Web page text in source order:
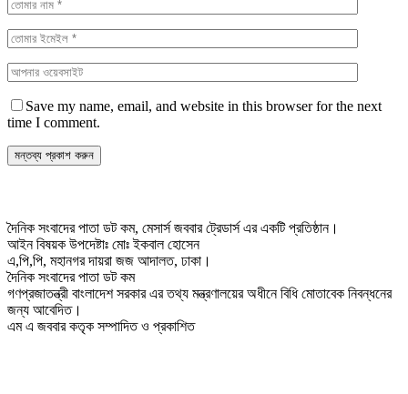
Save my name, email, and website in this browser for the next
time I comment.
দৈনিক সংবাদের পাতা ডট কম, মেসার্স জববার ট্রেডার্স এর একটি প্রতিষ্ঠান।
আইন বিষয়ক উপদেষ্টাঃ মোঃ ইকবাল হোসেন
এ,পি,পি, মহানগর দায়রা জজ আদালত, ঢাকা।
দৈনিক সংবাদের পাতা ডট কম
গণপ্রজাতন্ত্রী বাংলাদেশ সরকার এর তথ্য মন্ত্রণালয়ের অধীনে বিধি মোতাবেক নিবন্ধনের
জন্য আবেদিত।
এম এ জববার কতৃক সম্পাদিত ও প্রকাশিত